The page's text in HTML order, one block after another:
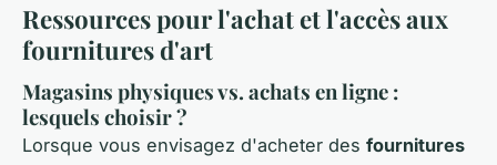
Ressources pour l'achat et l'accès aux
fournitures d'art
Magasins physiques vs. achats en ligne :
lesquels choisir ?
Lorsque vous envisagez d'acheter des fournitures